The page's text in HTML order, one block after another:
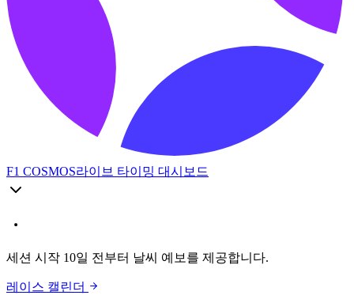
F1 COSMOS라이브 타이밍 대시보드
세션 시작 10일 전부터 날씨 예보를 제공합니다.
레이스 캘린더